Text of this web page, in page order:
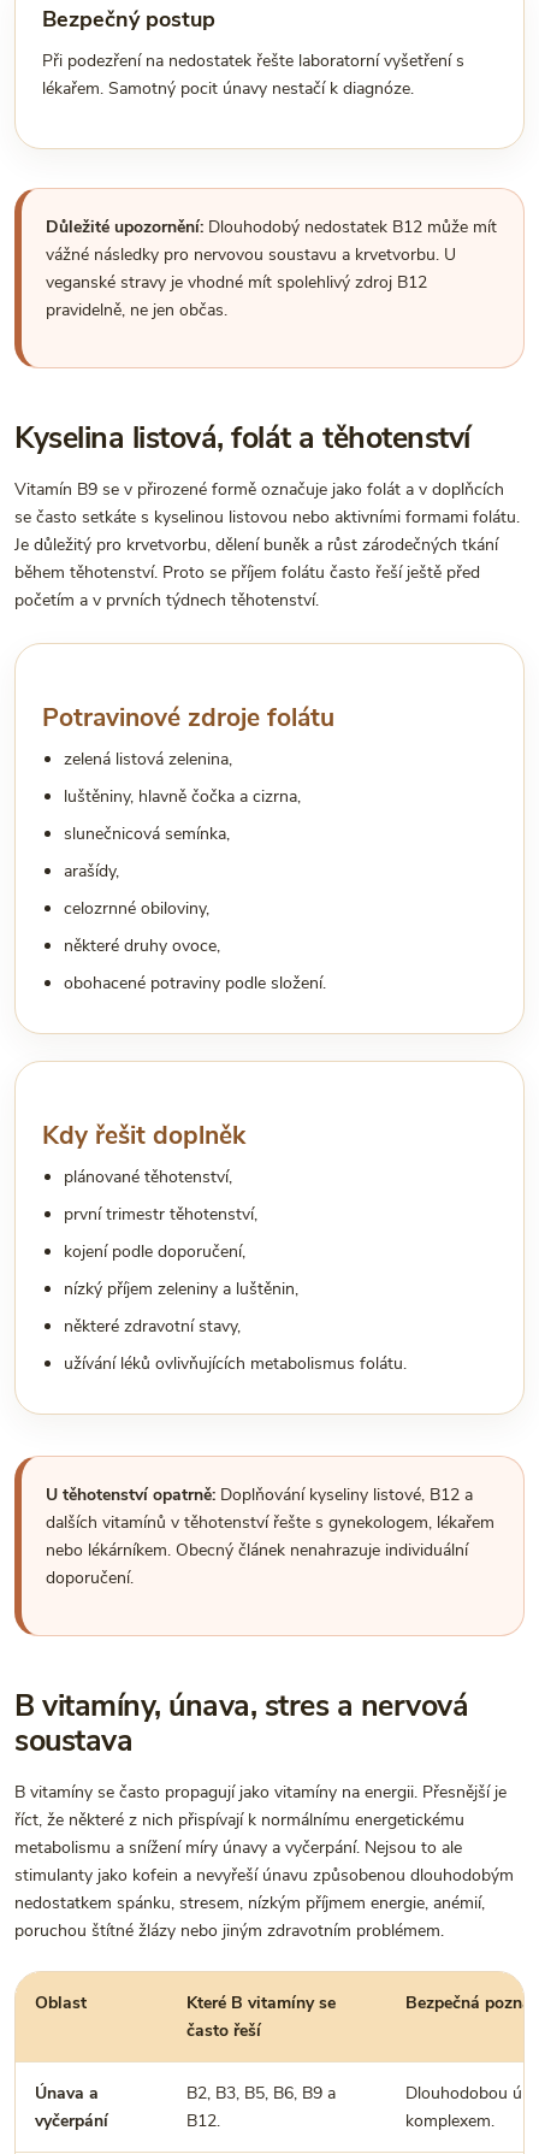
Bezpečný postup
Při podezření na nedostatek řešte laboratorní vyšetření s
lékařem. Samotný pocit únavy nestačí k diagnóze.
Důležité upozornění: Dlouhodobý nedostatek B12 může mít
vážné následky pro nervovou soustavu a krvetvorbu. U
veganské stravy je vhodné mít spolehlivý zdroj B12
pravidelně, ne jen občas.
Kyselina listová, folát a těhotenství
Vitamín B9 se v přirozené formě označuje jako folát a v doplňcích
se často setkáte s kyselinou listovou nebo aktivními formami folátu.
Je důležitý pro krvetvorbu, dělení buněk a růst zárodečných tkání
během těhotenství. Proto se příjem folátu často řeší ještě před
početím a v prvních týdnech těhotenství.
Potravinové zdroje folátu
zelená listová zelenina,
luštěniny, hlavně čočka a cizrna,
slunečnicová semínka,
arašídy,
celozrnné obiloviny,
některé druhy ovoce,
obohacené potraviny podle složení.
Kdy řešit doplněk
plánované těhotenství,
první trimestr těhotenství,
kojení podle doporučení,
nízký příjem zeleniny a luštěnin,
některé zdravotní stavy,
užívání léků ovlivňujících metabolismus folátu.
U těhotenství opatrně: Doplňování kyseliny listové, B12 a
dalších vitamínů v těhotenství řešte s gynekologem, lékařem
nebo lékárníkem. Obecný článek nenahrazuje individuální
doporučení.
B vitamíny, únava, stres a nervová
soustava
B vitamíny se často propagují jako vitamíny na energii. Přesnější je
říct, že některé z nich přispívají k normálnímu energetickému
metabolismu a snížení míry únavy a vyčerpání. Nejsou to ale
stimulanty jako kofein a nevyřeší únavu způsobenou dlouhodobým
nedostatkem spánku, stresem, nízkým příjmem energie, anémií,
poruchou štítné žlázy nebo jiným zdravotním problémem.
Oblast
Které B vitamíny se
často řeší
Bezpečná
Únava a
vyčerpání
B2, B3, B5, B6, B9 a
B12.
Dlouhodobou
komplexem.